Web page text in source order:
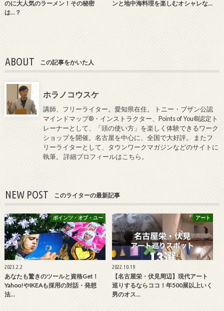
のに大人気のラーメン！その秘密
は…？
ンと地中海料理を楽しむオシャレな…
ABOUT この記事をかいた人
ホラノコウスケ
講師、フリーライター。愛知県在住。 トニー・ブザン公認
マインドマップ®・インストラクター、Points of You®認定ト
レーナーとして、「頭の使い方」を楽しく体験できるワーク
ショップを開催。名古屋を中心に、全国で大好評。 またフ
リーライターとして、タウンワークマガジンなどのサイトに
執筆。詳細プロフィールはこちら。
NEW POST このライターの最新記事
ポインツ・オブ・ユー
2023.2.2
あなたも驚きのツールと資格Get！
Yahoo!やIKEAも採用の対話・発想
法…
アート
2022.10.19
【名古屋栄・伏見周辺】現代アート
巡りするならココ！年500展以上いく
男のオス…